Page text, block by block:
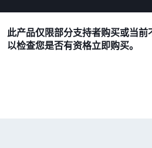
此产品仅限部分支持者购买或当前
以检查您是否有资格立即购买。